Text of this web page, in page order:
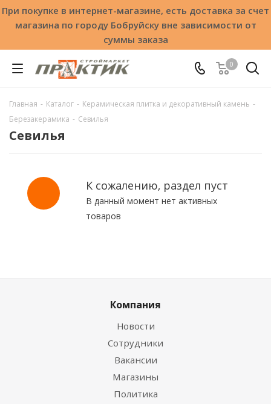
При покупке в интернет-магазине, есть доставка за счет
магазина по городу Бобруйску вне зависимости от
суммы заказа
0
Главная - Каталог - Керамическая плитка и декоративный камень -
Березакерамика - Севилья
Севилья
К сожалению, раздел пуст
В данный момент нет активных
товаров
Компания
Новости
Сотрудники
Вакансии
Магазины
Политика